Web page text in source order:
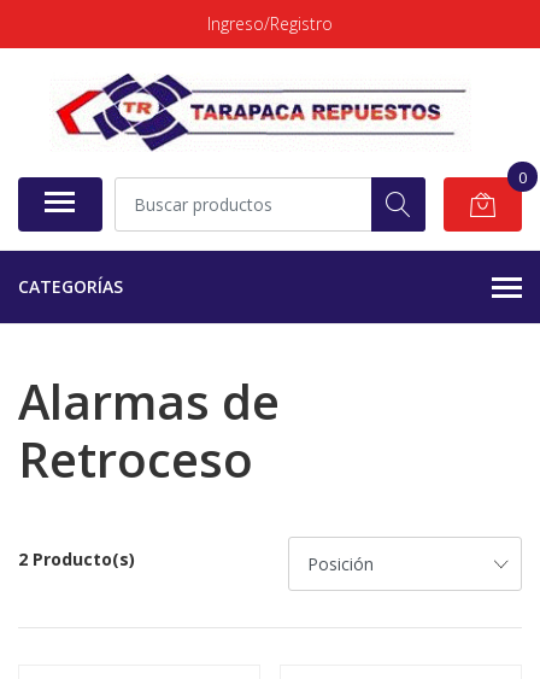
Ingreso/Registro
0
CATEGORÍAS
Alarmas de
Retroceso
2 Producto(s)